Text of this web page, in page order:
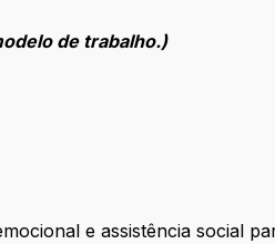
de trabalho.)
e assistência social